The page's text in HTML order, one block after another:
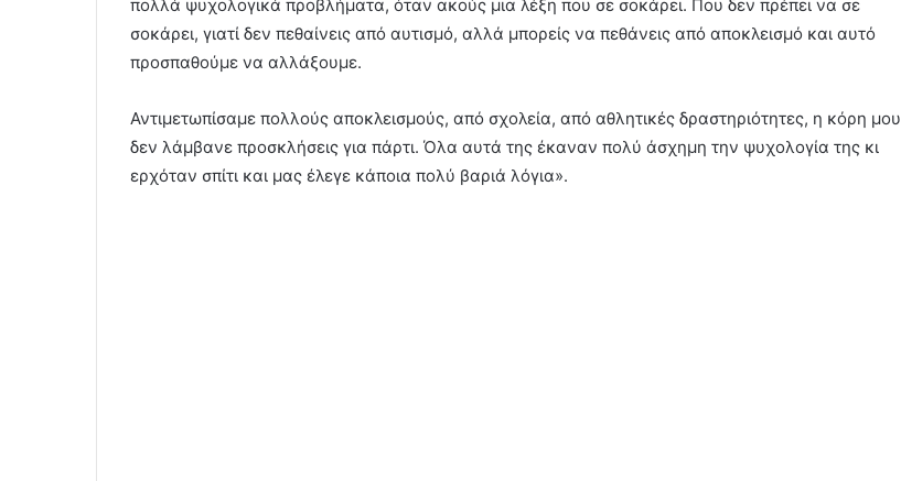
πολλά ψυχολογικά προβλήματα, όταν ακούς μια λέξη που σε σοκάρει. Που δεν πρέπει να σε
σοκάρει, γιατί δεν πεθαίνεις από αυτισμό, αλλά μπορείς να πεθάνεις από αποκλεισμό και αυτό
προσπαθούμε να αλλάξουμε.
Αντιμετωπίσαμε πολλούς αποκλεισμούς, από σχολεία, από αθλητικές δραστηριότητες, η κόρη μου
δεν λάμβανε προσκλήσεις για πάρτι. Όλα αυτά της έκαναν πολύ άσχημη την ψυχολογία της κι
ερχόταν σπίτι και μας έλεγε κάποια πολύ βαριά λόγια».